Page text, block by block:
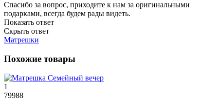
Спасибо за вопрос, приходите к нам за оригинальными
подарками, всегда будем рады видеть.
Показать ответ
Скрыть ответ
Матрешки
Похожие товары
1
79988